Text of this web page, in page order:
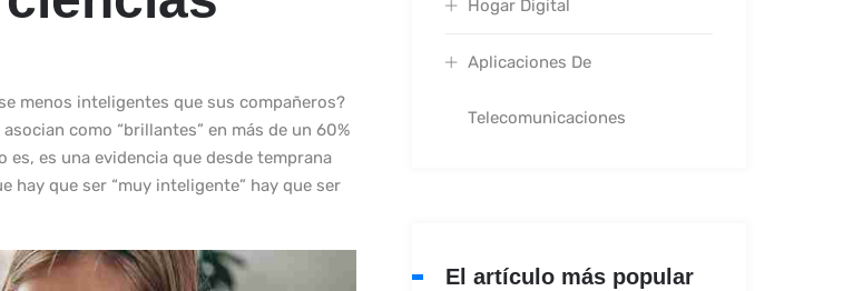
menos inteligentes que sus compañeros?
como “brillantes” en más de un 60%
es una evidencia que desde temprana
hay que ser “muy inteligente” hay que ser
Hogar Digital
Aplicaciones De
Telecomunicaciones
El artículo más popular